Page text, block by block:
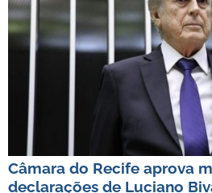
Câmara do Recife aprova
declarações de Luciano